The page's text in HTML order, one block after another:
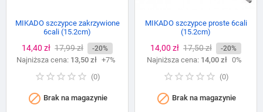
MIKADO szczypce zakrzywione
6cali (15.2cm)
Cena
14,40 zł Cena
podstawowa
17,99 zł -20%
Najniższa cena: 13,50 zł +7%
(0)
 Brak na magazynie
MIKADO szczypce proste 6cali
(15.2cm)
Cena
14,00 zł Cena
podstawowa
17,50 zł -20%
Najniższa cena: 14,00 zł 0%
(0)
 Brak na magazynie